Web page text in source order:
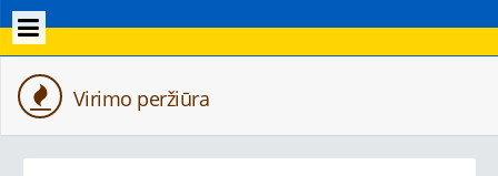
Virimo peržiūra